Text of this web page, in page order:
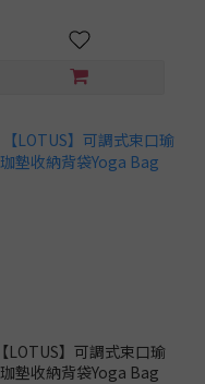
【LOTUS】可調式束口瑜
珈墊收納背袋Yoga Bag